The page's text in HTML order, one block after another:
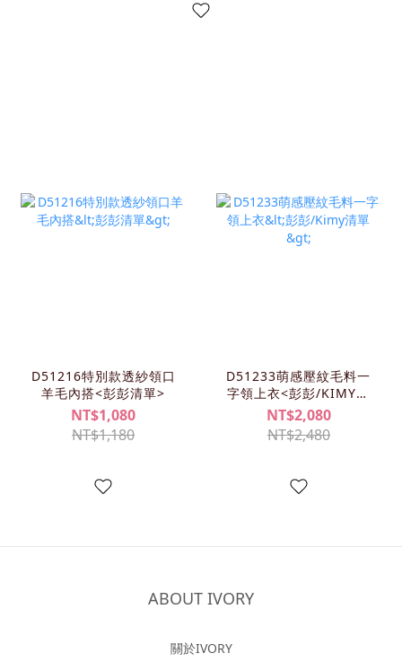
D51216特別款透紗領口
羊毛內搭<彭彭清單>
NT$1,080
NT$1,180
D51233萌感壓紋毛料一
字領上衣<彭彭/KIMY清
單>
NT$2,080
NT$2,480
ABOUT IVORY
關於IVORY